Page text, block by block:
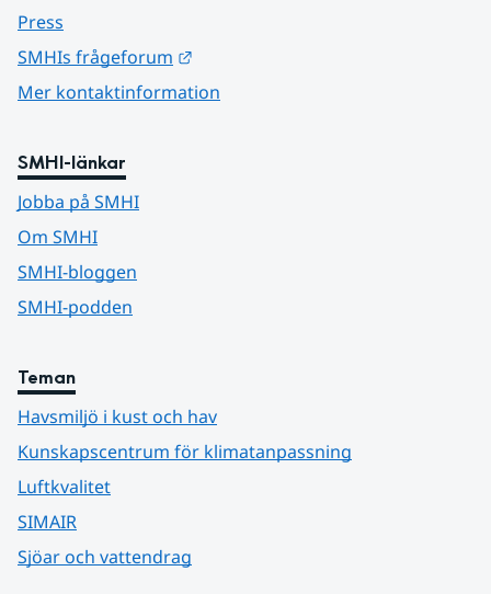
Press
SMHIs frågeforum
Mer kontaktinformation
SMHI-länkar
Jobba på SMHI
Om SMHI
SMHI-bloggen
SMHI-podden
Teman
Havsmiljö i kust och hav
Kunskapscentrum för klimatanpassning
Luftkvalitet
SIMAIR
Sjöar och vattendrag